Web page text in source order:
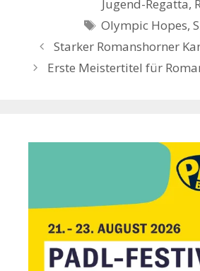
Jugend-Regatta,
Schlagwörter
Olympic Hopes,
Starker Romanshorner
Erste Meistertitel für